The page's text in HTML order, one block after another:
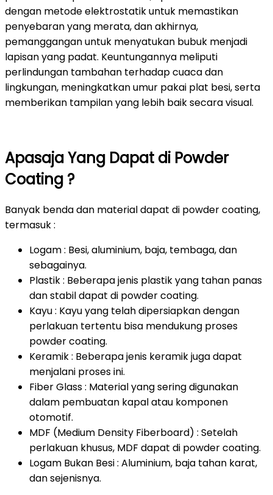
dengan metode elektrostatik untuk memastikan
penyebaran yang merata, dan akhirnya,
pemanggangan untuk menyatukan bubuk menjadi
lapisan yang padat. Keuntungannya meliputi
perlindungan tambahan terhadap cuaca dan
lingkungan, meningkatkan umur pakai plat besi, serta
memberikan tampilan yang lebih baik secara visual.
Apasaja Yang Dapat di Powder
Coating ?
Banyak benda dan material dapat di powder coating,
termasuk :
Logam : Besi, aluminium, baja, tembaga, dan
sebagainya.
Plastik : Beberapa jenis plastik yang tahan panas
dan stabil dapat di powder coating.
Kayu : Kayu yang telah dipersiapkan dengan
perlakuan tertentu bisa mendukung proses
powder coating.
Keramik : Beberapa jenis keramik juga dapat
menjalani proses ini.
Fiber Glass : Material yang sering digunakan
dalam pembuatan kapal atau komponen
otomotif.
MDF (Medium Density Fiberboard) : Setelah
perlakuan khusus, MDF dapat di powder coating.
Logam Bukan Besi : Aluminium, baja tahan karat,
dan sejenisnya.